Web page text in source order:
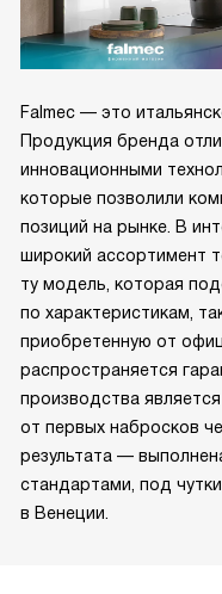
Falmec — это
Продукция бренда
инновационными
которые позволили
позиций на рынке. В
широкий ассортимент
ту модель, которая
по характеристикам,
приобретенную от
распространяется
производства
от первых набросков
результата —
стандартами, под
в Венеции.